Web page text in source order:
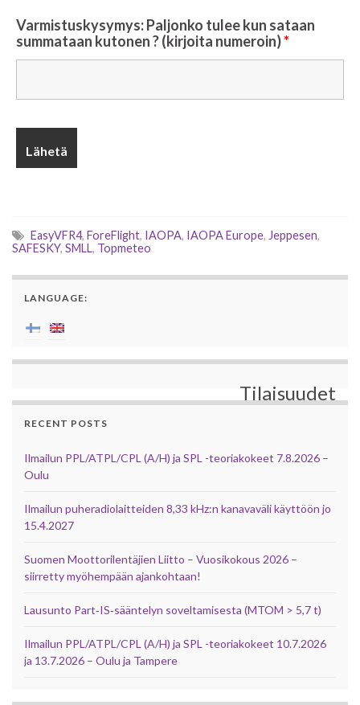
Varmistuskysymys: Paljonko tulee kun sataan
summataan kutonen ? (kirjoita numeroin)*
EasyVFR4, ForeFlight, IAOPA, IAOPA Europe, Jeppesen,
SAFESKY, SMLL, Topmeteo
LANGUAGE:
Tilaisuudet
RECENT POSTS
Ilmailun PPL/ATPL/CPL (A/H) ja SPL -teoriakokeet 7.8.2026 –
Oulu
Ilmailun puheradiolaitteiden 8,33 kHz:n kanavaväli käyttöön jo
15.4.2027
Suomen Moottorilentäjien Liitto – Vuosikokous 2026 –
siirretty myöhempään ajankohtaan!
Lausunto Part‑IS‑sääntelyn soveltamisesta (MTOM > 5,7 t)
Ilmailun PPL/ATPL/CPL (A/H) ja SPL -teoriakokeet 10.7.2026
ja 13.7.2026 – Oulu ja Tampere